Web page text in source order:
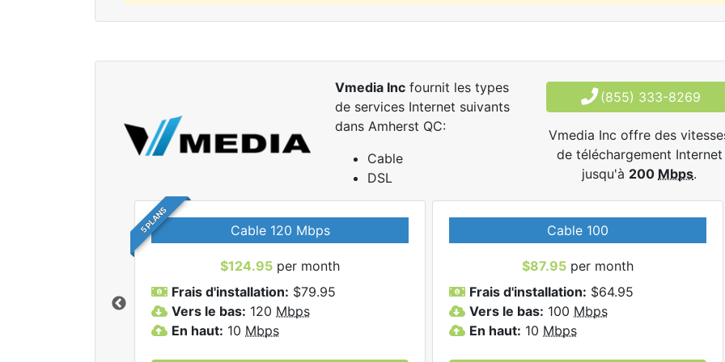
Vmedia Incfournit les types
de services Internet suivants
dans Amherst QC:
Cable
DSL
(855) 333-8269
Vmedia Inc offre des
de téléchargement Internet
jusqu'à 200 Mbps.
5 PLANS Cable 120 Mbps
$124.95 per month
Frais d'installation: $79.95
Vers le bas: 120 Mbps
En haut: 10 Mbps
Cable 100
$87.95 per month
Frais d'installation: $64.95
Vers le bas: 100 Mbps
En haut: 10 Mbps